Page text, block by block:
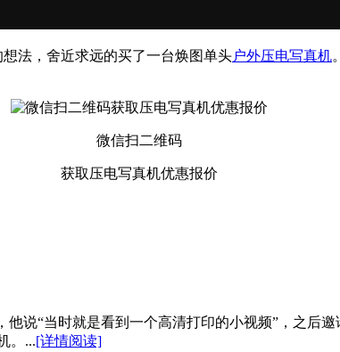
法，舍近求远的买了一台焕图单头户外压电写真机
微信扫二维码
获取压电写真机优惠报价
说“当时就是看到一个高清打印的小视频”，之后
。...[详情阅读]